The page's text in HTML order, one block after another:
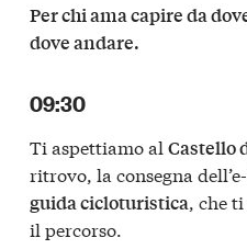
Per chi ama capire da
dove andare.
09:30
Ti aspettiamo al Castello
ritrovo, la consegna
guida cicloturistica, che
il percorso.